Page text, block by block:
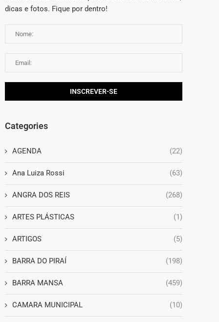
dicas e fotos. Fique por dentro!
Categories
AGENDA (22)
Ana Luiza Rossi (63)
ANGRA DOS REIS (268)
ARTES PLÁSTICAS (1)
ARTIGOS (5)
BARRA DO PIRAÍ (198)
BARRA MANSA (459)
CAMARA MUNICIPAL (10)